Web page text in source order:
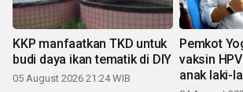
KKP manfaatkan TKD untuk
budi daya ikan tematik di DIY
05 August 2026 21:24 WIB
Pemkot
vaksin
anak laki-